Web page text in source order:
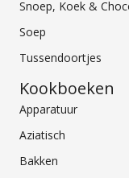
Snoep, Koek &
Soep
Tussendoortjes
Kookboeken
Apparatuur
Aziatisch
Bakken